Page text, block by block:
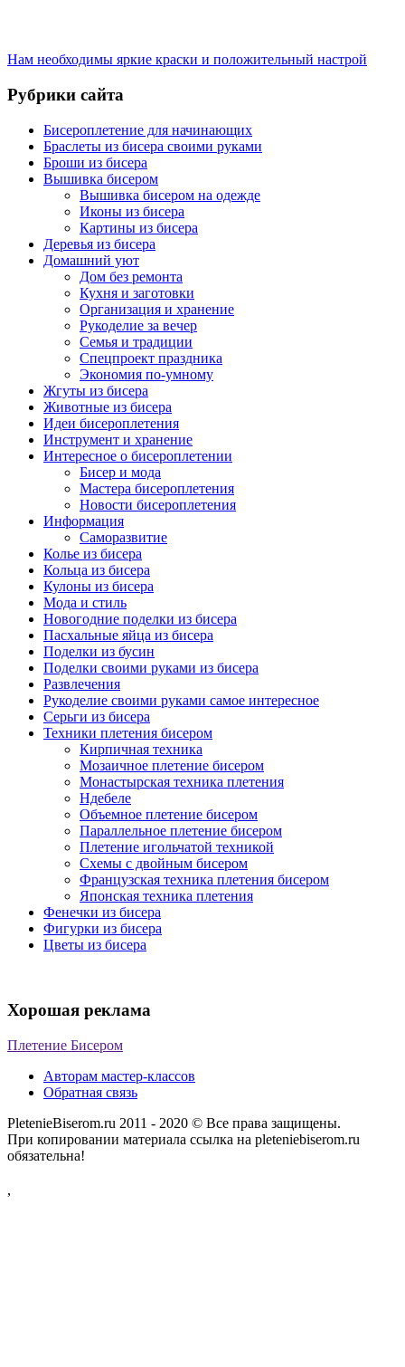
Нам необходимы яркие краски и положительный настрой
Рубрики сайта
Бисероплетение для начинающих
Браслеты из бисера своими руками
Броши из бисера
Вышивка бисером
Вышивка бисером на одежде
Иконы из бисера
Картины из бисера
Деревья из бисера
Домашний уют
Дом без ремонта
Кухня и заготовки
Организация и хранение
Рукоделие за вечер
Семья и традиции
Спецпроект праздника
Экономия по-умному
Жгуты из бисера
Животные из бисера
Идеи бисероплетения
Инструмент и хранение
Интересное о бисероплетении
Бисер и мода
Мастера бисероплетения
Новости бисероплетения
Информация
Саморазвитие
Колье из бисера
Кольца из бисера
Кулоны из бисера
Мода и стиль
Новогодние поделки из бисера
Пасхальные яйца из бисера
Поделки из бусин
Поделки своими руками из бисера
Развлечения
Рукоделие своими руками самое интересное
Серьги из бисера
Техники плетения бисером
Кирпичная техника
Мозаичное плетение бисером
Монастырская техника плетения
Ндебеле
Объемное плетение бисером
Параллельное плетение бисером
Плетение игольчатой техникой
Схемы с двойным бисером
Французская техника плетения бисером
Японская техника плетения
Фенечки из бисера
Фигурки из бисера
Цветы из бисера
Хорошая реклама
Плетение Бисером
Авторам мастер-классов
Обратная связь
PletenieBiserom.ru 2011 - 2020 © Все права защищены.
При копировании материала ссылка на pleteniebiserom.ru
обязательна!
,